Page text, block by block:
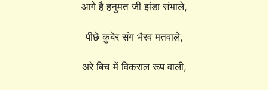
आगे है हनुमत जी झंडा संभाले,
पीछे कुबेर संग भैरव मतवाले,
अरे बिच में विकराल रूप वाली,